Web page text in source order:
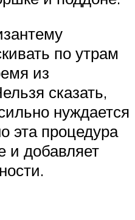
по утрам
из
сказать,
нуждается
эта процедура
и добавляет